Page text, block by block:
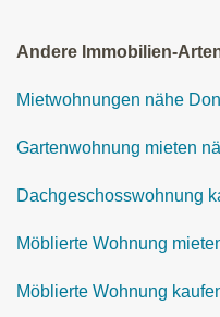
Andere Immobilien-
Mietwohnungen nähe
Gartenwohnung mieten
Dachgeschosswohnung
Möblierte Wohnung
Möblierte Wohnung